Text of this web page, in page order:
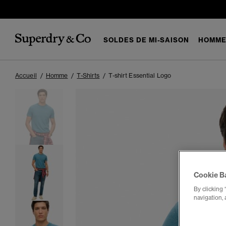
SOLDES DE MI-SAISON
Accueil Homme T-Shirts T-shirt Essential Logo
Cookie
By clicking
navigation,